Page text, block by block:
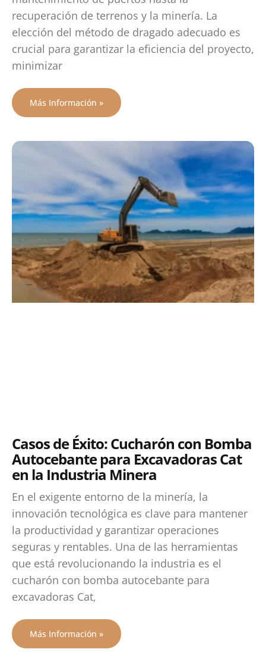
recuperación de terrenos y la minería. La
elección del método de dragado adecuado es
crucial para garantizar la eficiencia del proyecto,
minimizar
Más Información »
Casos de Éxito: Cucharón con Bomba
Autocebante para Excavadoras Cat
en la Industria Minera
En el exigente entorno de la minería, la
innovación tecnológica es clave para mantener
la productividad y garantizar operaciones
seguras y rentables. Una de las herramientas
que está revolucionando la industria es el
cucharón con bomba autocebante para
excavadoras Cat,
Más Información »